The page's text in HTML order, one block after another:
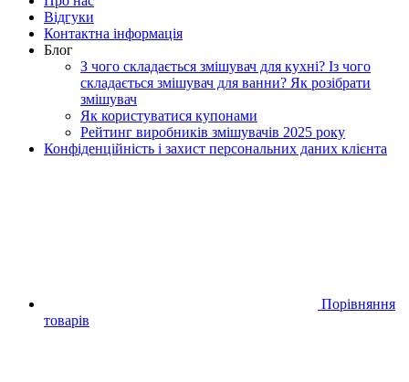
Відгуки
Контактна інформація
Блог
З чого складається змішувач для кухні? Із чого
складається змішувач для ванни? Як розібрати
змішувач
Як користуватися купонами
Рейтинг виробників змішувачів 2025 року
Конфіденційність і захист персональних даних клієнта
Порівняння
товарів